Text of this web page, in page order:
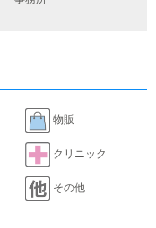
物販
クリニック
その他